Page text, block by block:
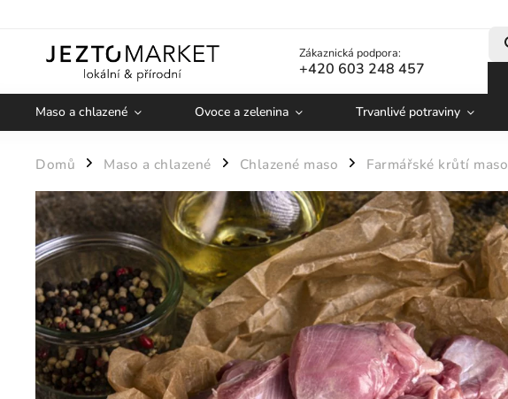
Zákaznická podpora:
+420 603 248 457
Maso a chlazené Ovoce a zelenina Trvanlivé potraviny
Domů / Maso a chlazené / Chlazené maso / Farmářské krůtí maso